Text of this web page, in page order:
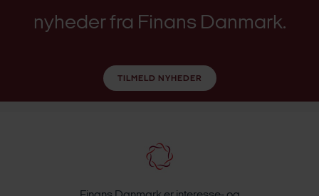
nyheder fra Finans Danmark.
TILMELD NYHEDER